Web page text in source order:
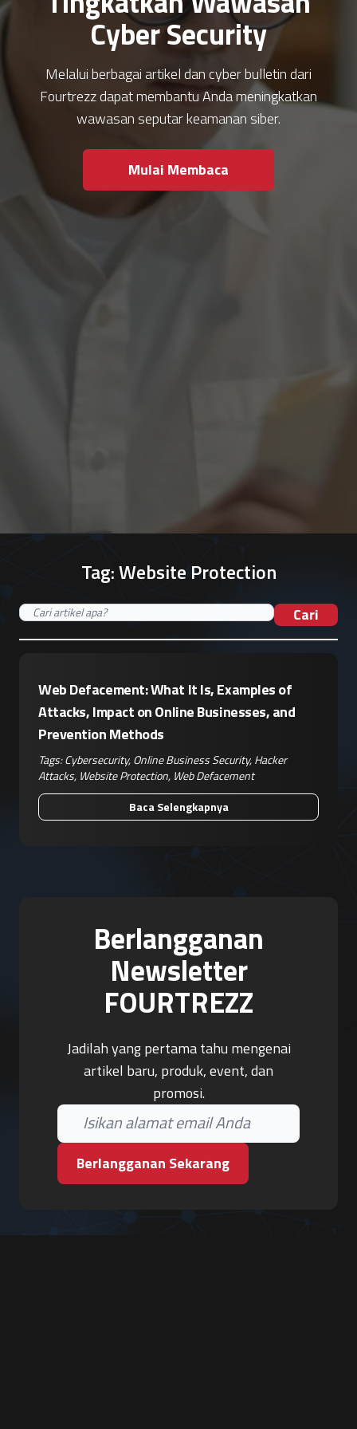
Cyber Security
Melalui berbagai artikel dan cyber bulletin dari
Fourtrezz dapat membantu Anda meningkatkan
wawasan seputar keamanan siber.
Mulai Membaca
Tag:Website Protection
Cari
Web Defacement: What It Is, Examples of
Attacks, Impact on Online Businesses, and
Prevention Methods
Tags:Cybersecurity,Online Business Security,Hacker
Attacks, Website Protection, Web Defacement
Baca Selengkapnya
Berlangganan
Newsletter
FOURTREZZ
Jadilah yang pertama tahu mengenai
artikel baru, produk, event, dan
promosi.
Berlangganan Sekarang